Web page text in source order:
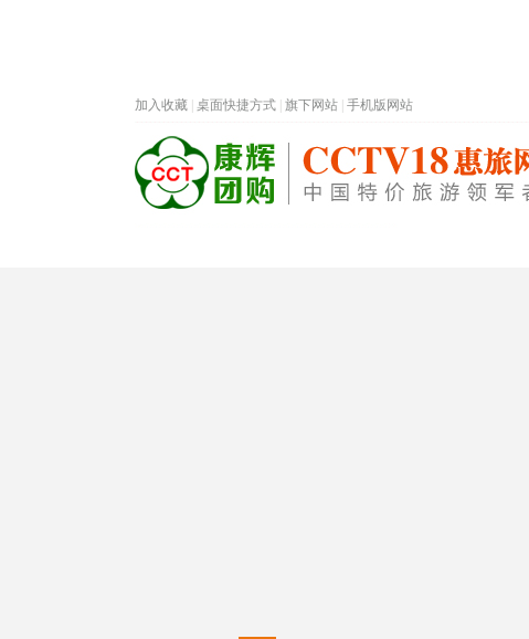
加入收藏 桌面快捷方式 旗下网站 手机版网站